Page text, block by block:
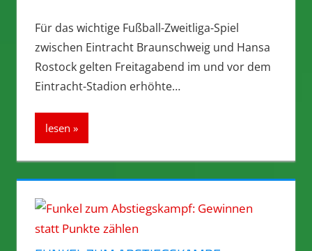
Für das wichtige Fußball-Zweitliga-Spiel
zwischen Eintracht Braunschweig und Hansa
Rostock gelten Freitagabend im und vor dem
Eintracht-Stadion erhöhte…
lesen